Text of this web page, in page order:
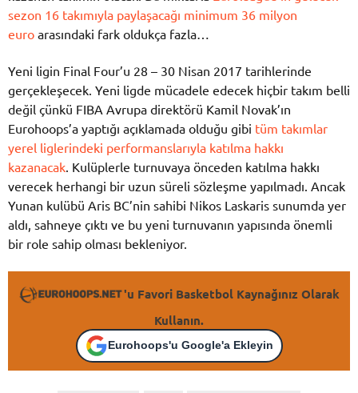
sezon 16 takımıyla paylaşacağı minimum 36 milyon
euro arasındaki fark oldukça fazla…
Yeni ligin Final Four’u 28 – 30 Nisan 2017 tarihlerinde
gerçekleşecek. Yeni ligde mücadele edecek hiçbir takım belli
değil çünkü FIBA Avrupa direktörü Kamil Novak’ın
Eurohoops’a yaptığı açıklamada olduğu gibi tüm takımlar
yerel liglerindeki performanslarıyla katılma hakkı
kazanacak. Kulüplerle turnuvaya önceden katılma hakkı
verecek herhangi bir uzun süreli sözleşme yapılmadı. Ancak
Yunan kulübü Aris BC’nin sahibi Nikos Laskaris sunumda yer
aldı, sahneye çıktı ve bu yeni turnuvanın yapısında önemli
bir role sahip olması bekleniyor.
'u Favori Basketbol Kaynağınız Olarak
Kullanın.
Eurohoops'u Google'a Ekleyin